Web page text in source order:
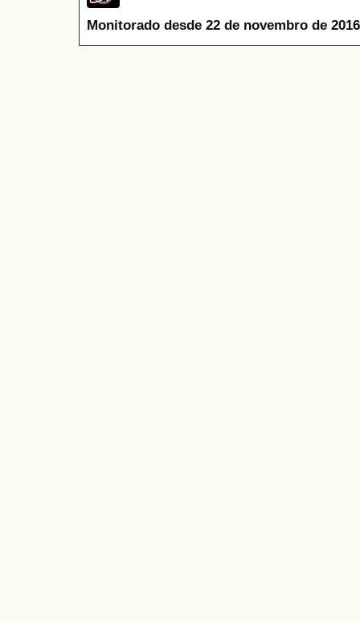
Monitorado desde 22 de novembro de